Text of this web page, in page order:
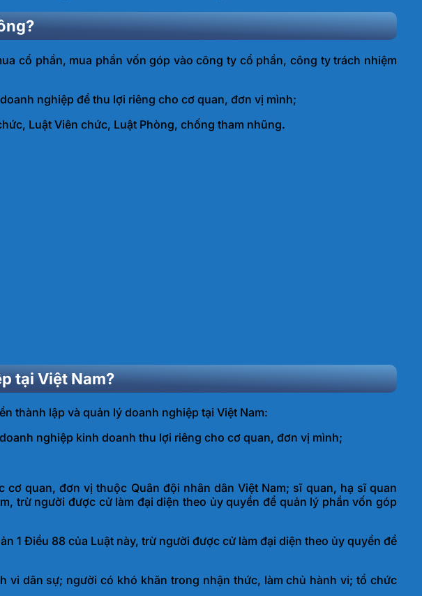
cổ phần, mua phần vốn góp vào công ty cổ phần, công ty trách nhiệm
nghiệp để thu lợi riêng cho cơ quan, đơn vị mình;
Luật Viên chức, Luật Phòng, chống tham nhũng.
tại Việt Nam?
thành lập và quản lý doanh nghiệp tại Việt Nam:
nghiệp kinh doanh thu lợi riêng cho cơ quan, đơn vị mình;
quan, đơn vị thuộc Quân đội nhân dân Việt Nam; sĩ quan, hạ sĩ quan
trừ người được cử làm đại diện theo ủy quyền để quản lý phần vốn góp
1 Điều 88 của Luật này, trừ người được cử làm đại diện theo ủy quyền để
vi dân sự; người có khó khăn trong nhận thức, làm chủ hành vi; tổ chức